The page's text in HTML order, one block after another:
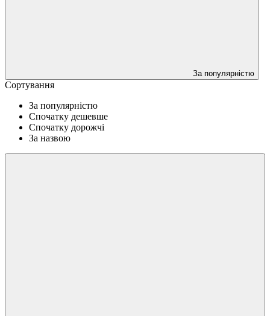
За популярністю
Сортування
За популярністю
Спочатку дешевше
Спочатку дорожчі
За назвою